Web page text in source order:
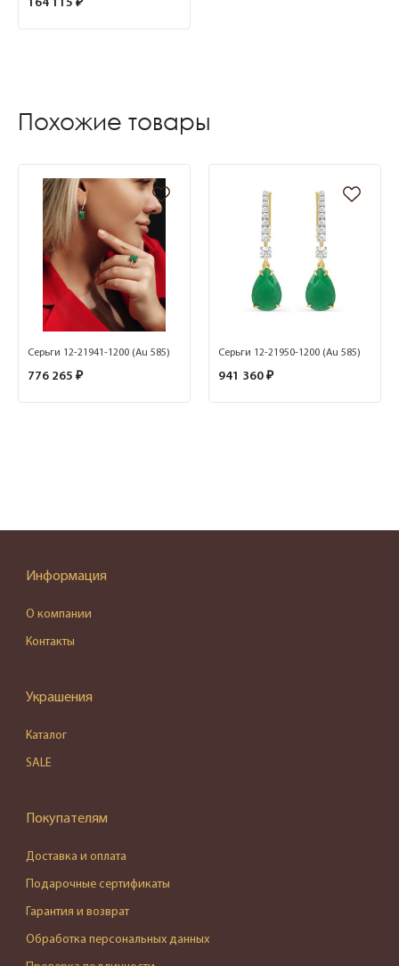
164 115 ₽
Похожие товары
Серьги 12-21941-1200 (Au 585)
776 265 ₽
Серьги 12-21950-1200 (Au 585)
941 360 ₽
Информация
О компании
Контакты
Украшения
Каталог
SALE
Покупателям
Доставка и оплата
Подарочные сертификаты
Гарантия и возврат
Обработка персональных данных